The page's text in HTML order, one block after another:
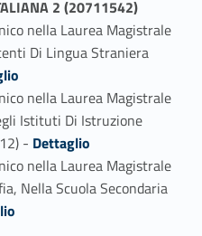
2 (20711542)
nella Laurea Magistrale
Di Lingua Straniera
nella Laurea Magistrale
Istituti Di Istruzione
- Link identifier #identifier_person_154249-2
Dettaglio
nella Laurea Magistrale
Nella Scuola Secondaria